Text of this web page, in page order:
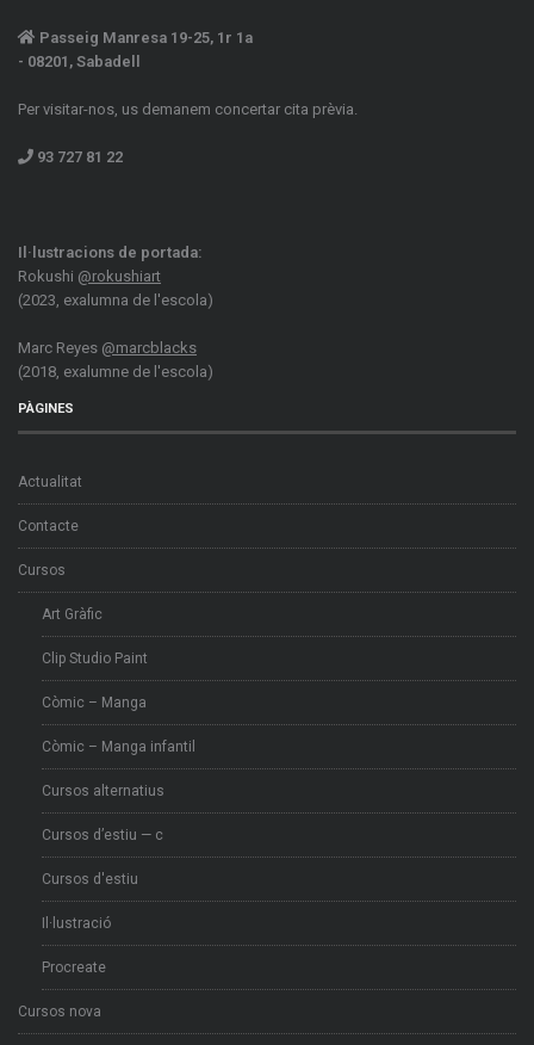
Passeig Manresa 19-25, 1r 1a
- 08201, Sabadell
Per visitar-nos, us demanem concertar cita prèvia.
93 727 81 22
Il·lustracions de portada:
Rokushi @rokushiart
(2023, exalumna de l'escola)
Marc Reyes @marcblacks
(2018, exalumne de l'escola)
PÀGINES
Actualitat
Contacte
Cursos
Art Gràfic
Clip Studio Paint
Còmic – Manga
Còmic – Manga infantil
Cursos alternatius
Cursos d’estiu — c
Cursos d'estiu
Il·lustració
Procreate
Cursos nova